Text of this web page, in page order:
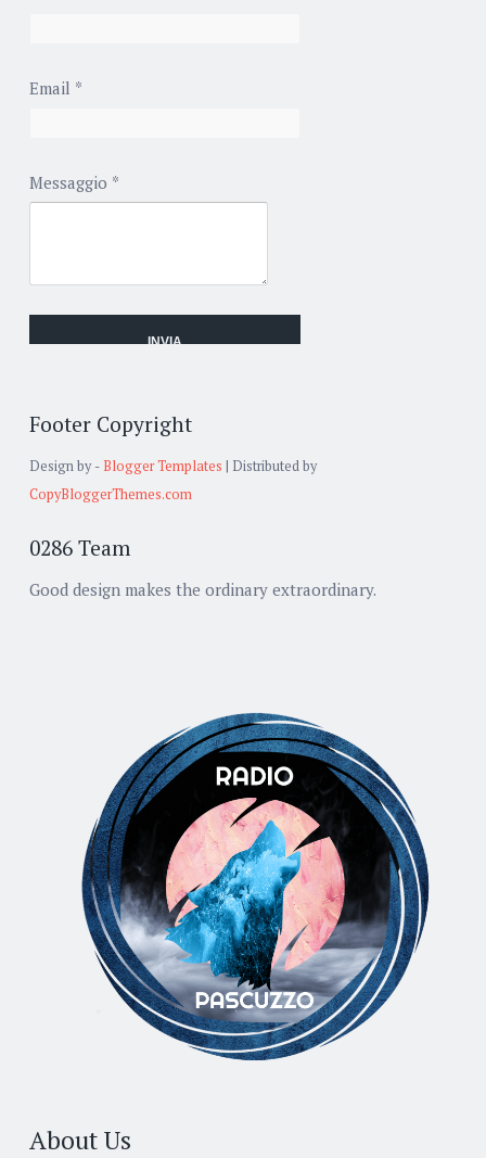
Email *
Messaggio *
Footer Copyright
Design by - Blogger Templates | Distributed by
CopyBloggerThemes.com
0286 Team
Good design makes the ordinary extraordinary.
About Us